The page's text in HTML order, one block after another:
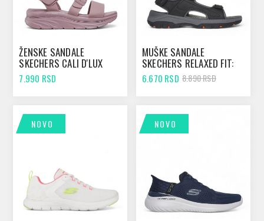
ŽENSKE SANDALE
SKECHERS CALI D'LUX
WALKER - RETRO
COSMOS MAUVE
7.990 RSD
MUŠKE SANDALE
SKECHERS RELAXED FIT:
TRESMEN - GARO BLACK
6.670 RSD 8.890 RSD
NOVO NOVO